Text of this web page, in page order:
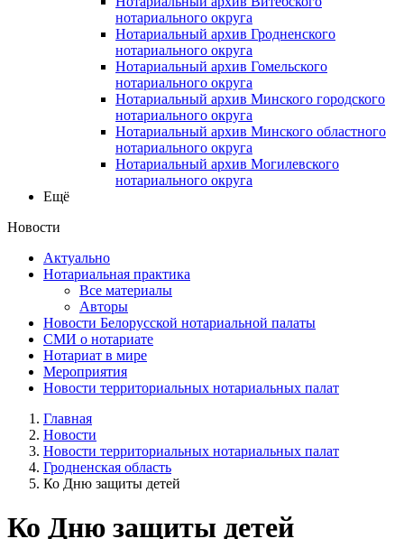
нотариального округа
Нотариальный архив Гродненского
нотариального округа
Нотариальный архив Гомельского
нотариального округа
Нотариальный архив Минского городского
нотариального округа
Нотариальный архив Минского областного
нотариального округа
Нотариальный архив Могилевского
нотариального округа
Ещё
Новости
Актуально
Нотариальная практика
Все материалы
Авторы
Новости Белорусской нотариальной палаты
СМИ о нотариате
Нотариат в мире
Мероприятия
Новости территориальных нотариальных палат
Главная
Новости
Новости территориальных нотариальных палат
Гродненская область
Ко Дню защиты детей
Ко Дню защиты детей